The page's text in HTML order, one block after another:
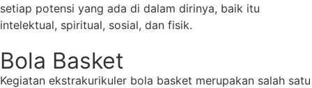
setiap potensi yang ada di dalam dirinya, baik itu
intelektual, spiritual, sosial, dan fisik.
Bola Basket
Kegiatan ekstrakurikuler bola basket merupakan salah satu